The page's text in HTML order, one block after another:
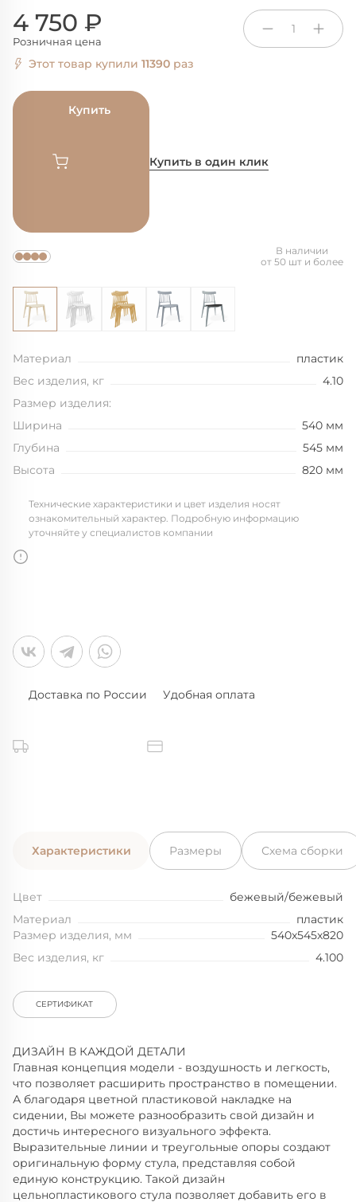
4 750 ₽
Розничная цена
1
Этот товар купили 11390 раз
Купить
Купить в один клик
В наличии
от 50 шт и более
Материал
пластик
Вес изделия, кг
4.10
Размер изделия:
Ширина
540 мм
Глубина
545 мм
Высота
820 мм
Технические характеристики и цвет изделия носят
ознакомительный характер. Подробную информацию
уточняйте у специалистов компании
Доставка по России Удобная оплата
Характеристики Размеры Схема сборки
Цвет
бежевый/бежевый
Материал
пластик
Размер изделия, мм
540x545x820
Вес изделия, кг
4.100
СЕРТИФИКАТ
ДИЗАЙН В КАЖДОЙ ДЕТАЛИ
Главная концепция модели - воздушность и легкость,
что позволяет расширить пространство в помещении.
А благодаря цветной пластиковой накладке на
сидении, Вы можете разнообразить свой дизайн и
достичь интересного визуального эффекта.
Выразительные линии и треугольные опоры создают
оригинальную форму стула, представляя собой
единую конструкцию. Такой дизайн
цельнопластикового стула позволяет добавить его в